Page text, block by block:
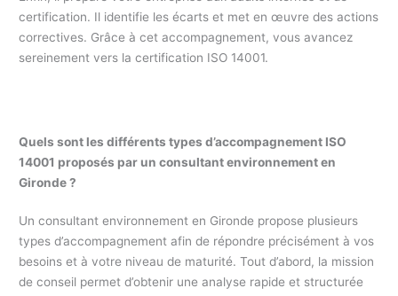
certification. Il identifie les écarts et met en œuvre des actions
correctives. Grâce à cet accompagnement, vous avancez
sereinement vers la certification ISO 14001.
Quels sont les différents types d’accompagnement ISO
14001 proposés par un consultant environnement en
Gironde ?
Un consultant environnement en Gironde propose plusieurs
types d’accompagnement afin de répondre précisément à vos
besoins et à votre niveau de maturité. Tout d’abord, la mission
de conseil permet d’obtenir une analyse rapide et structurée